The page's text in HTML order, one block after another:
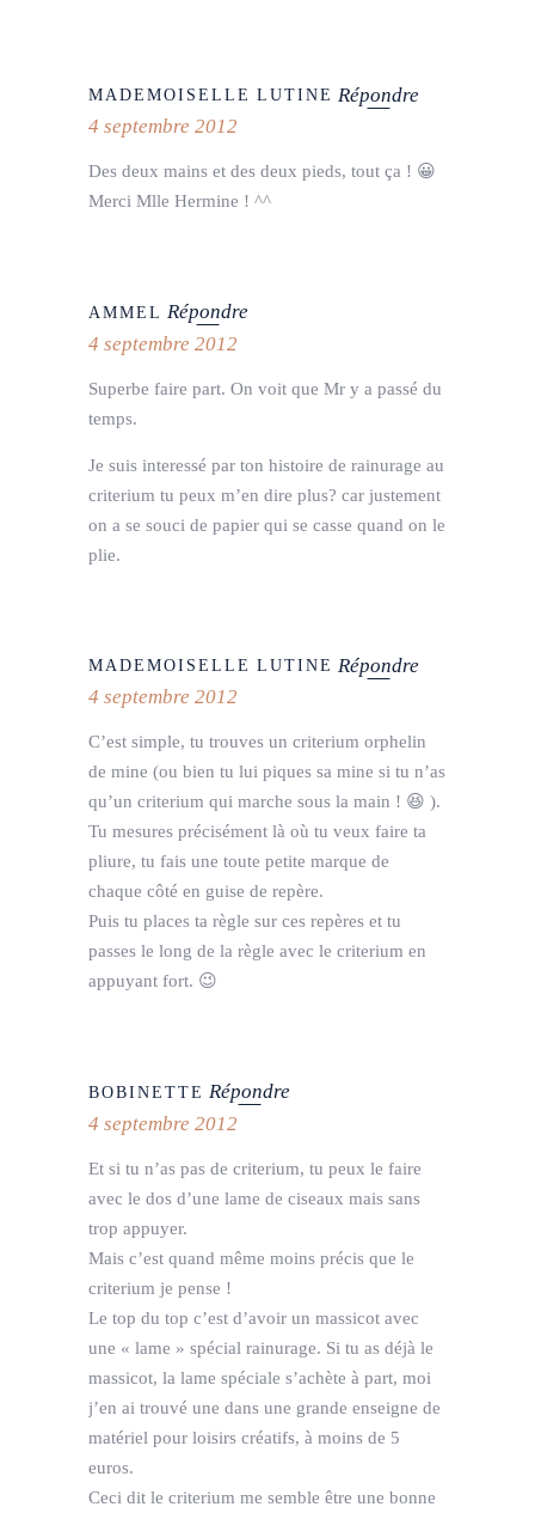
MADEMOISELLE LUTINE Répondre
4 septembre 2012
Des deux mains et des deux pieds, tout ça ! 😀
Merci Mlle Hermine ! ^^
AMMEL Répondre
4 septembre 2012
Superbe faire part. On voit que Mr y a passé du
temps.
Je suis interessé par ton histoire de rainurage au
criterium tu peux m’en dire plus? car justement
on a se souci de papier qui se casse quand on le
plie.
MADEMOISELLE LUTINE Répondre
4 septembre 2012
C’est simple, tu trouves un criterium orphelin
de mine (ou bien tu lui piques sa mine si tu n’as
qu’un criterium qui marche sous la main ! 😆 ).
Tu mesures précisément là où tu veux faire ta
pliure, tu fais une toute petite marque de
chaque côté en guise de repère.
Puis tu places ta règle sur ces repères et tu
passes le long de la règle avec le criterium en
appuyant fort. 😉
BOBINETTE Répondre
4 septembre 2012
Et si tu n’as pas de criterium, tu peux le faire
avec le dos d’une lame de ciseaux mais sans
trop appuyer.
Mais c’est quand même moins précis que le
criterium je pense !
Le top du top c’est d’avoir un massicot avec
une « lame » spécial rainurage. Si tu as déjà le
massicot, la lame spéciale s’achète à part, moi
j’en ai trouvé une dans une grande enseigne de
matériel pour loisirs créatifs, à moins de 5
euros.
Ceci dit le criterium me semble être une bonne